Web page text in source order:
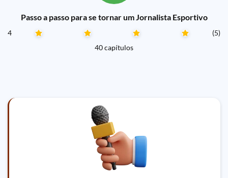
Passo a passo para se tornar um Jornalista Esportivo
4
(5)
40 capítulos